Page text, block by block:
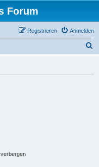
Forum
Anmelden
Registrieren